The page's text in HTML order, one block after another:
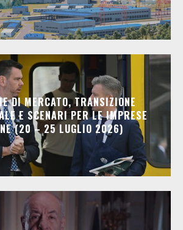
DI MERCATO, TRANSIZIONE
E SCENARI PER LE IMPRESE
(20 – 25 LUGLIO 2026)